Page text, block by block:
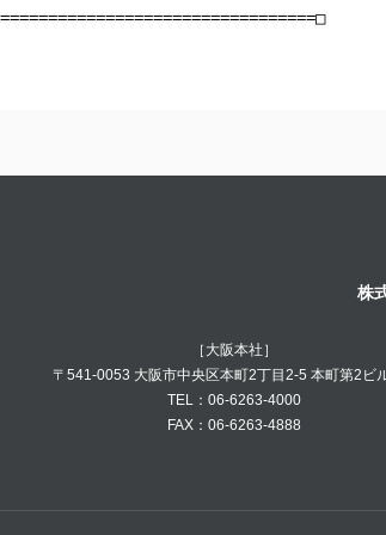
株
［大阪本社］
〒541-0053 大阪市中央区本町2丁目2-5 本町第2ビ
TEL：06-6263-4000
FAX：06-6263-4888